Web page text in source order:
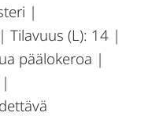
|
Tilavuus (L): 14 |
päälokeroa |